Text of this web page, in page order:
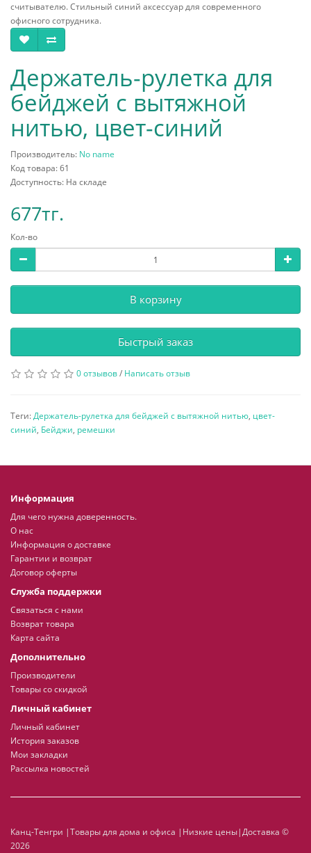
считывателю. Стильный синий аксессуар для современного
офисного сотрудника.
Держатель-рулетка для
бейджей с вытяжной
нитью, цвет-синий
Производитель: No name
Код товара: 61
Доступность: На складе
677тг.
Кол-во
В корзину
Быстрый заказ
0 отзывов/ Написать отзыв
Теги:Держатель-рулетка для бейджей с вытяжной нитью, цвет-
синий, Бейджи, ремешки
Информация
Для чего нужна доверенность.
О нас
Информация о доставке
Гарантии и возврат
Договор оферты
Служба поддержки
Связаться с нами
Возврат товара
Карта сайта
Дополнительно
Производители
Товары со скидкой
Личный кабинет
Личный кабинет
История заказов
Мои закладки
Рассылка новостей
Канц-Тенгри |Товары для дома и офиса |Низкие цены|Доставка ©
2026